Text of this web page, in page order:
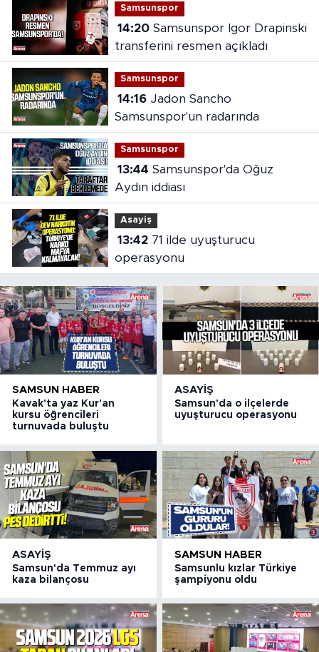
Samsunspor
14:20Samsunspor Igor Drapinski
transferini resmen açıkladı
Samsunspor
14:16Jadon Sancho
Samsunspor'un radarında
Samsunspor
13:44
Aydın iddiası
Asayiş
13:4271 ilde uyuşturucu
operasyonu
SAMSUN HABER
Kavak'ta yaz Kur'an
kursu öğrencileri
turnuvada buluştu
ASAYIŞ
Samsun'da o ilçelerde
uyuşturucu operasyonu
ASAYIŞ
Samsun'da Temmuz ayı
kaza bilançosu
SAMSUN HABER
Samsunlu kızlar Türkiye
şampiyonu oldu